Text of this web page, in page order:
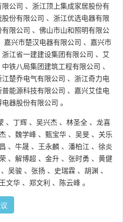
公司 、 浙江顶上集成家居股份有
份有限公司 、 浙江优选电器有限
限公司 、 佛山市山和照明有限公
嘉兴市楚汉电器有限公司 、 嘉兴市
浙江省一建建设集团有限公司 、 艾
中铁八局集团建筑工程有限公司 、
江楚乔电气有限公司 、 浙江奇力电
能源科技有限公司 、 嘉兴艾佳电
器股份有限公司 。
、 丁辉 、 吴兴杰 、 林圣全 、 龙喜
、 魏学峰 、 甄宝华 、 吴旻 、 关乐
、 牛晟 、 王永麟 、 潘柏江 、 徐炎
、 解博超 、 金升 、 张时勇 、 黄健
、 吴骏 、 张扬 、 史瑞霖 、 胡渊 、
王文华 、 郑文利 、 陈云峰 。